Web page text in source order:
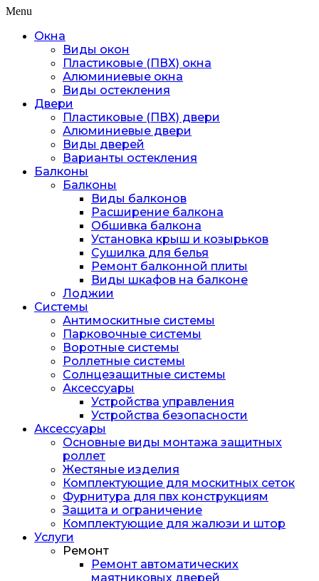
Menu
Окна
Виды окон
Пластиковые (ПВХ) окна
Алюминиевые окна
Виды остекления
Двери
Пластиковые (ПВХ) двери
Алюминиевые двери
Виды дверей
Варианты остекления
Балконы
Балконы
Виды балконов
Расширение балкона
Обшивка балкона
Установка крыш и козырьков
Сушилка для белья
Ремонт балконной плиты
Виды шкафов на балконе
Лоджии
Системы
Антимоскитные системы
Парковочные системы
Воротные системы
Роллетные системы
Солнцезащитные системы
Аксессуары
Устройства управления
Устройства безопасности
Аксессуары
Основные виды монтажа защитных
роллет
Жестяные изделия
Комплектующие для москитных сеток
Фурнитура для пвх конструкциям
Защита и ограничение
Комплектующие для жалюзи и штор
Услуги
Ремонт
Ремонт автоматических
маятниковых дверей